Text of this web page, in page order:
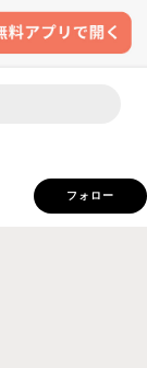
フォロー